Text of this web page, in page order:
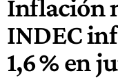
Inflación
INDEC
1,6 % en